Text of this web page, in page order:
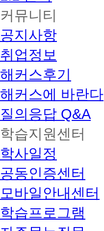
커뮤니티
공지사항
취업정보
해커스후기
해커스에 바란다
질의응답 Q&A
학습지원센터
학사일정
공동인증센터
모바일안내센터
학습프로그램